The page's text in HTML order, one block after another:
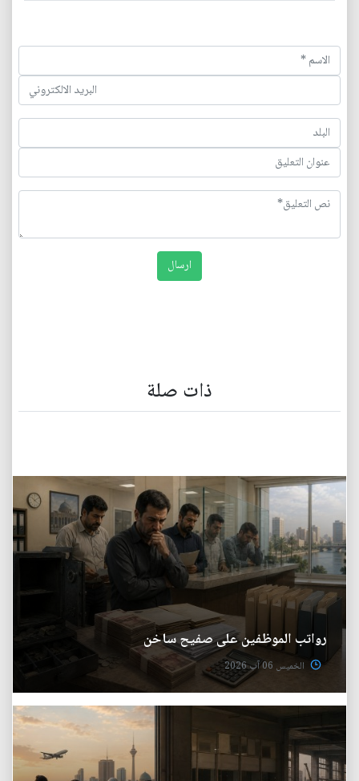
ذات صلة
رواتب الموظفين على صفيح ساخن
الخميس 06 آب 2026